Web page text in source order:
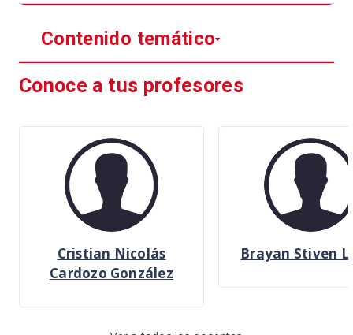
Contenido temático
Conoce a tus profesores
Cristian Nicolás
Cardozo González
Brayan Stiven